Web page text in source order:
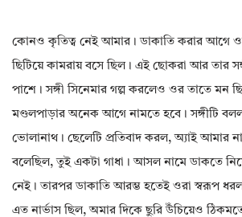
কোনও কৃতিত্ব নেই আমার। ডাকাতি করার আগে
ছিটিয়ে কামরায় বসে ছিল। এই ছোকরা আর তার
পাশে। সঙ্গী সিনেমার গল্প করলেও ওর তাতে মন
মণ্ডলপাড়ার অনেক আগে নামতে হবে। সঙ্গীটি
ভোলানাথ। ছেলেটি প্রতিবাদ করল, অ্যাই আমার
বলেছিল, তুই একটা গাধা। আসল নামে ডাকতে
নেই। তারপর ডাকাতি আরম্ভ হতেই ওরা স্বরূপ
এত নার্ভাস ছিল, অমার দিকে ছুরি উঁচিয়েও